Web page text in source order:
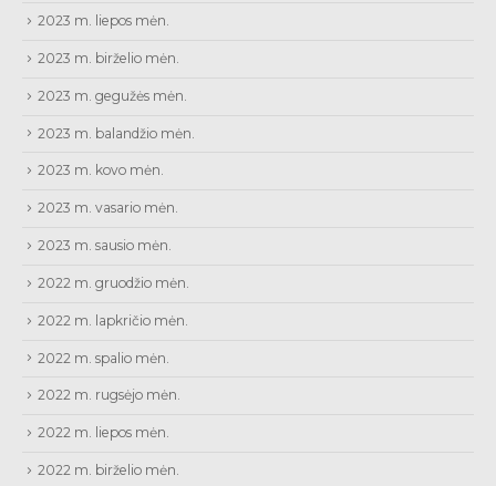
2023 m. liepos mėn.
2023 m. birželio mėn.
2023 m. gegužės mėn.
2023 m. balandžio mėn.
2023 m. kovo mėn.
2023 m. vasario mėn.
2023 m. sausio mėn.
2022 m. gruodžio mėn.
2022 m. lapkričio mėn.
2022 m. spalio mėn.
2022 m. rugsėjo mėn.
2022 m. liepos mėn.
2022 m. birželio mėn.